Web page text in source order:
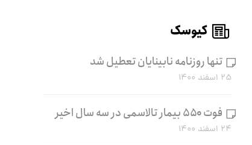
کیوسک
تنها روزنامه نابینایان تعطیل شد
۲۵ اسفند ۱۴۰۰
فوت ۵۵۰ بیمار تالاسمی در سه سال اخیر
۲۴ اسفند ۱۴۰۰